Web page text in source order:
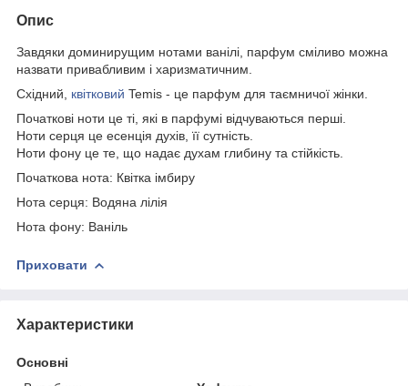
Опис
Завдяки доминирущим нотами ванілі, парфум сміливо можна
назвати привабливим і харизматичним.
Східний, квітковий Temis - це парфум для таємничої жінки.
Початкові ноти це ті, які в парфумі відчуваються перші.
Ноти серця це есенція духів, її сутність.
Ноти фону це те, що надає духам глибину та стійкість.
Початкова нота: Квітка імбиру
Нота серця: Водяна лілія
Нота фону: Ваніль
Приховати
Характеристики
Основні